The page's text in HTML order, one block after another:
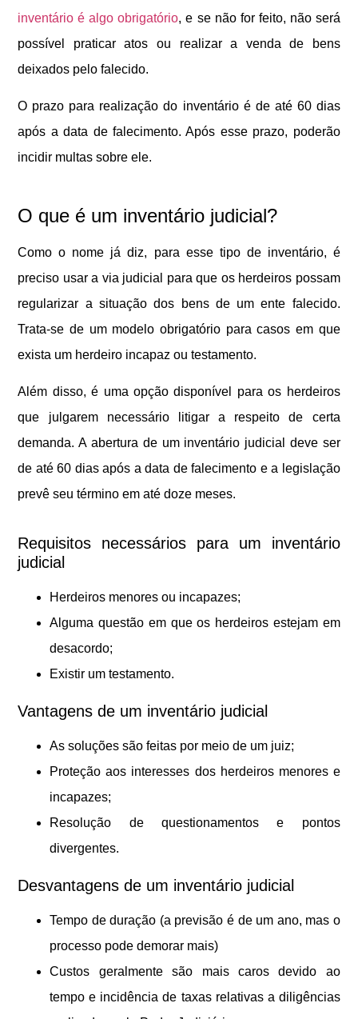
inventário é algo obrigatório, e se não for feito, não será
possível praticar atos ou realizar a venda de bens
deixados pelo falecido.
O prazo para realização do inventário é de até 60 dias
após a data de falecimento. Após esse prazo, poderão
incidir multas sobre ele.
O que é um inventário judicial?
Como o nome já diz, para esse tipo de inventário, é
preciso usar a via judicial para que os herdeiros possam
regularizar a situação dos bens de um ente falecido.
Trata-se de um modelo obrigatório para casos em que
exista um herdeiro incapaz ou testamento.
Além disso, é uma opção disponível para os herdeiros
que julgarem necessário litigar a respeito de certa
demanda. A abertura de um inventário judicial deve ser
de até 60 dias após a data de falecimento e a legislação
prevê seu término em até doze meses.
Requisitos necessários para um inventário
judicial
Herdeiros menores ou incapazes;
Alguma questão em que os herdeiros estejam em
desacordo;
Existir um testamento.
Vantagens de um inventário judicial
As soluções são feitas por meio de um juiz;
Proteção aos interesses dos herdeiros menores e
incapazes;
Resolução de questionamentos e pontos
divergentes.
Desvantagens de um inventário judicial
Tempo de duração (a previsão é de um ano, mas o
processo pode demorar mais)
Custos geralmente são mais caros devido ao
tempo e incidência de taxas relativas a diligências